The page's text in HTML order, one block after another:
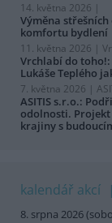
14. května 2026 |
Výměna
komfortu bydlení
11. května 2026 |
Vrchlabí do
Lukáše Teplého
7. května 2026 |
ASITIS s.r.o.:
odolnosti.
krajiny s
kalendář akcí
8. srpna 2026